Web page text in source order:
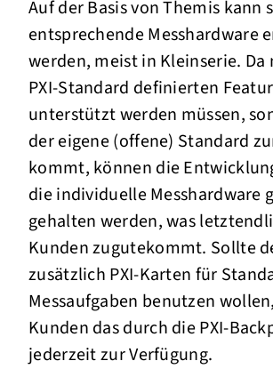
Auf der Basis von Themis kann
entsprechende Messhardware
werden, meist in Kleinserie. Da
PXI-Standard definierten
unterstützt werden müssen,
der eigene (offene) Standard
kommt, können die
die individuelle Messhardware
gehalten werden, was
Kunden zugutekommt. Sollte
zusätzlich PXI-Karten für
Messaufgaben benutzen
Kunden das durch die PXI-
jederzeit zur Verfügung.